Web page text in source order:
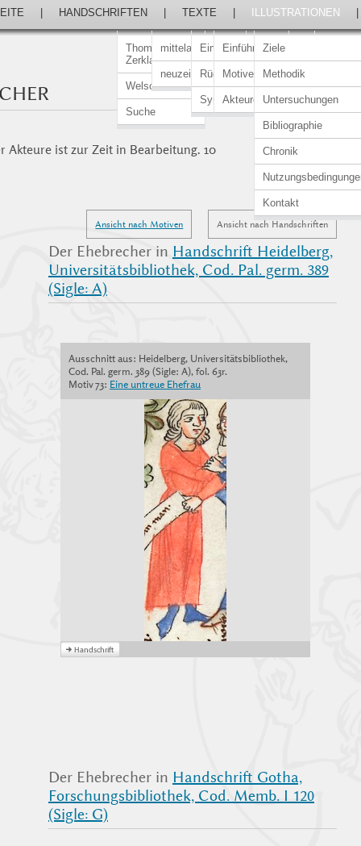
Thomasin von
Zerklaere
Welscher Gast
Suche
HANDSCHRIFTEN
mittelalterlich
neuzeitlich
TEXTE
Einführung
Rückert-Ausgabe
Synopsen
ILLUSTRATIONEN
Einführung
Motive
Akteure
Ziele
Methodik
Untersuchungen
Bibliographie
Chronik
Kontakt
Akteure ist zur Zeit in Bearbeitung. 10
Ansicht nach Handschriften
Ansicht nach Motiven
Der Ehebrecher in Handschrift Heidelberg,
Universitätsbibliothek, Cod. Pal. germ. 389
(Sigle: A)
Ausschnitt aus: Heidelberg, Universitätsbibliothek,
Cod. Pal. germ. 389 (Sigle: A), fol. 63r.
Motiv 73: Eine untreue Ehefrau
Der Ehebrecher in Handschrift Gotha,
Forschungsbibliothek, Cod. Memb. I 120
(Sigle: G)